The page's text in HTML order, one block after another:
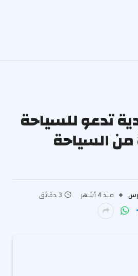
تدعو للسياحة
من السياحة
منذ 4 أشهر
3 دقائق